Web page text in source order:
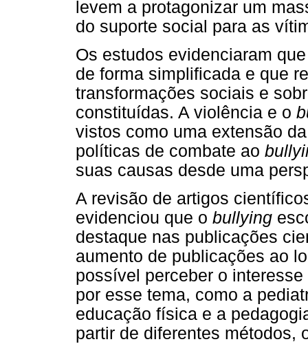
levem a protagonizar um
do suporte social para as
Os estudos evidenciaram
de forma simplificada e que
transformações sociais e
constituídas. A violência e o
vistos como uma extensão
políticas de combate ao
suas causas desde uma
A revisão de artigos
evidenciou que o bullying
destaque nas publicações
aumento de publicações ao
possível perceber o
por esse tema, como a
educação física e a
partir de diferentes métodos,